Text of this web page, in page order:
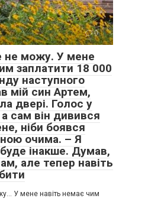
0
не можу. У мене
заплатити 18 000
наступного
мій син Артем,
двері. Голос у
сам він дивився
ніби боявся
очима. – Я
інакше. Думав,
але тепер навіть
У мене навіть немає чим